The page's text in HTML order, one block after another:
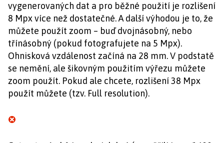
vygenerovaných dat a pro běžné použití je rozlišení
8 Mpx více než dostatečné. A další výhodou je to, že
můžete použít zoom – buď dvojnásobný, nebo
třínásobný (pokud fotografujete na 5 Mpx).
Ohnisková vzdálenost začíná na 28 mm. V podstatě
se nemění, ale šikovným použitím výřezu můžete
zoom použít. Pokud ale chcete, rozlišení 38 Mpx
použít můžete (tzv. Full resolution).